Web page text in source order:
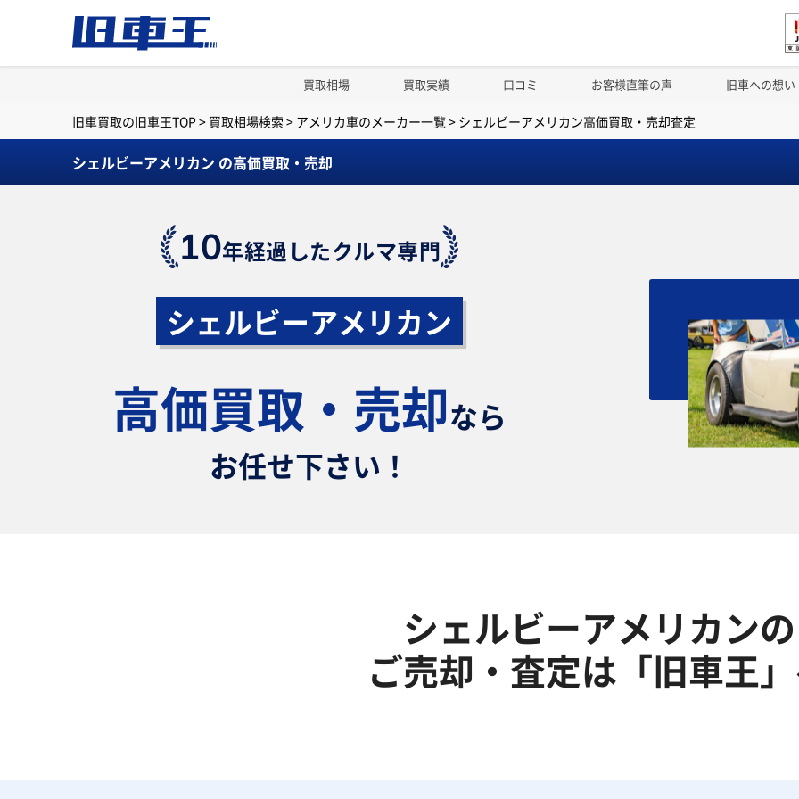
買取相場 買取実績 口コミ お客様直筆の声 旧車への想い
旧車買取の旧車王TOP > 買取相場検索 > アメリカ車のメーカー一覧> シェルビーアメリカン高価買取・売却査定
シェルビーアメリカン の高価買取・売却
10年経過したクルマ専門
シェルビーアメリカン
高価買取・売却なら
お任せ下さい！
シェルビーアメリカンの
ご売却・査定は「旧車王